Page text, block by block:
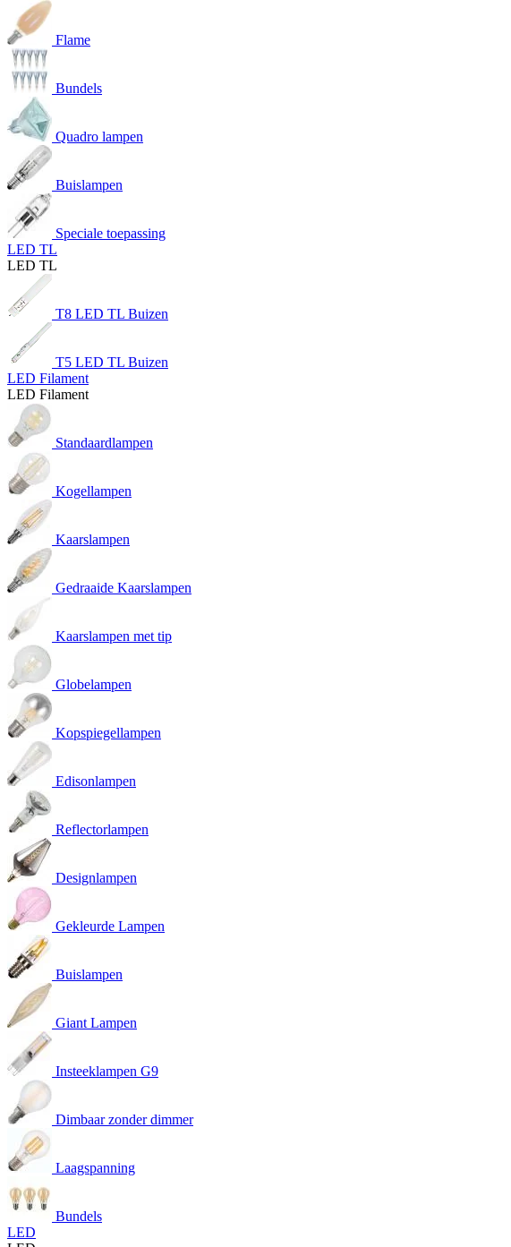
Flame
Bundels
Quadro lampen
Buislampen
Speciale toepassing
LED TL
LED TL
T8 LED TL Buizen
T5 LED TL Buizen
LED Filament
LED Filament
Standaardlampen
Kogellampen
Kaarslampen
Gedraaide Kaarslampen
Kaarslampen met tip
Globelampen
Kopspiegellampen
Edisonlampen
Reflectorlampen
Designlampen
Gekleurde Lampen
Buislampen
Giant Lampen
Insteeklampen G9
Dimbaar zonder dimmer
Laagspanning
Bundels
LED